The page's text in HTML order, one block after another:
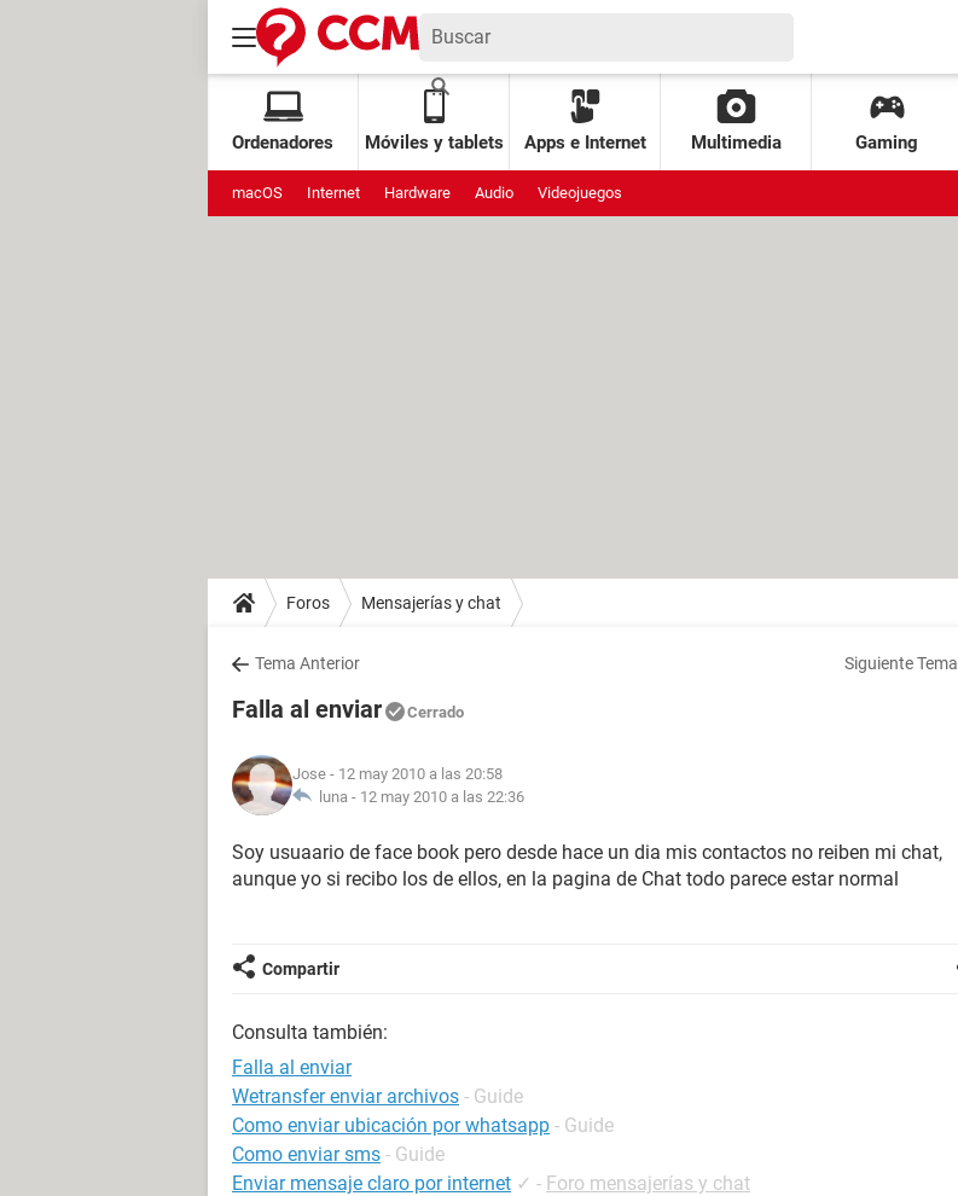
Ordenadores Móviles y tablets Apps e Internet Multimedia Gaming
macOS Internet Hardware Audio Videojuegos
Foros Mensajerías y chat
Tema Anterior Siguiente Tema
Falla al enviar Cerrado
Jose - 12 may 2010 a las 20:58
luna - 12 may 2010 a las 22:36
Soy usuaario de face book pero desde hace un dia mis contactos no reiben mi chat,
aunque yo si recibo los de ellos, en la pagina de Chat todo parece estar normal
Compartir
Consulta también:
Falla al enviar
Wetransfer enviar archivos - Guide
Como enviar ubicación por whatsapp - Guide
Como enviar sms - Guide
Enviar mensaje claro por internet ✓ - Foro mensajerías y chat